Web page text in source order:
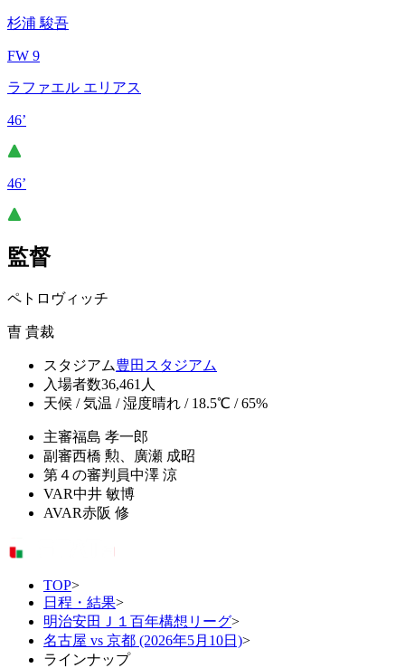
杉浦 駿吾
FW 9
ラファエル エリアス
46’
46’
監督
ペトロヴィッチ
曺 貴裁
スタジアム豊田スタジアム
入場者数36,461人
天候 / 気温 / 湿度晴れ / 18.5℃ / 65%
主審福島 孝一郎
副審西橋 勲、廣瀬 成昭
第４の審判員中澤 涼
VAR中井 敏博
AVAR赤阪 修
TOP>
日程・結果>
明治安田Ｊ１百年構想リーグ>
名古屋 vs 京都 (2026年5月10日)>
ラインナップ